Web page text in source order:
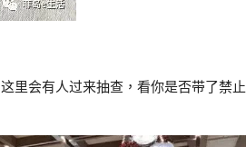
里会有人过来抽查，看你是否带了禁止